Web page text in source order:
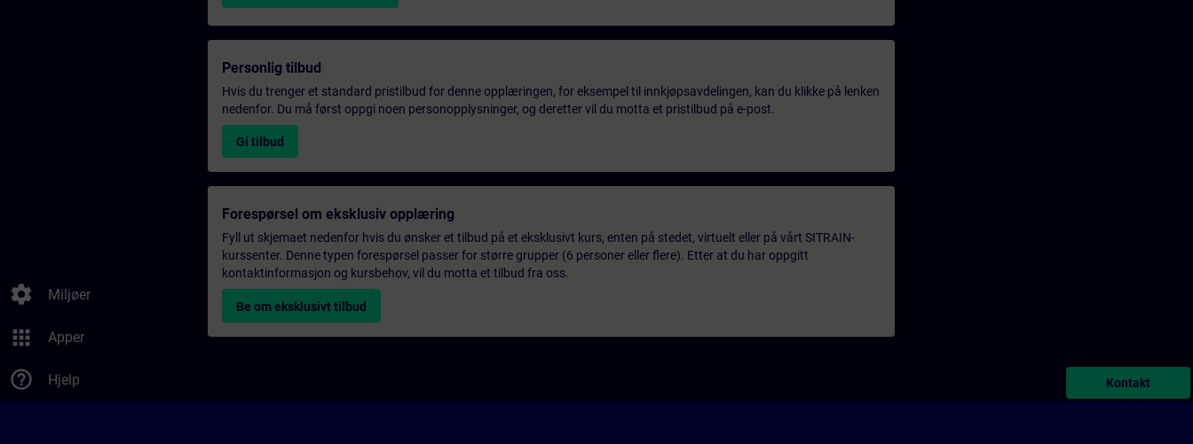
settings Miljøer
apps Apper
help_outline Hjelp
Personlig tilbud
Hvis du trenger et standard pristilbud for denne opplæringen, for eksempel til innkjøpsavdelingen, kan du klikke på lenken
nedenfor. Du må først oppgi noen personopplysninger, og deretter vil du motta et pristilbud på e-post.
Gi tilbud
Forespørsel om eksklusiv opplæring
Fyll ut skjemaet nedenfor hvis du ønsker et tilbud på et eksklusivt kurs, enten på stedet, virtuelt eller på vårt SITRAIN-
kurssenter. Denne typen forespørsel passer for større grupper (6 personer eller flere). Etter at du har oppgitt
kontaktinformasjon og kursbehov, vil du motta et tilbud fra oss.
Be om eksklusivt tilbud
Kontakt